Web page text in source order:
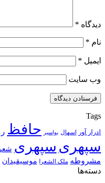
دیدگاه *
نام *
ایمیل *
وب‌ سایت
Tags
ادرار آور اسهال بواسیر حافظ
سپهری سپهری
مشروطه ملک الشعرا موسیقیدان
دسته‌ها